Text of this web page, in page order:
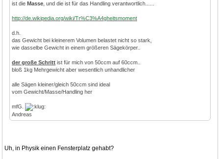
ist die Masse , und die ist für das Handling verantwortlich......
http://de.wikipedia.org/wiki/Tr%C3%A4gheitsmoment
d.h.
das Gewicht bei kleinerem Volumen belastet nicht so stark,
wie dasselbe Gewicht in einem größeren Sägekörper..
der große Schritt ist für mich von 50ccm auf 60ccm..
bloß 1kg Mehrgewicht aber wesentlich unhandlicher
alle Sägen kleiner/gleich 50ccm sind ideal
vom Gewicht/Masse/Handling her
mfG.
Andreas
Uh, in Physik einen Fensterplatz gehabt?